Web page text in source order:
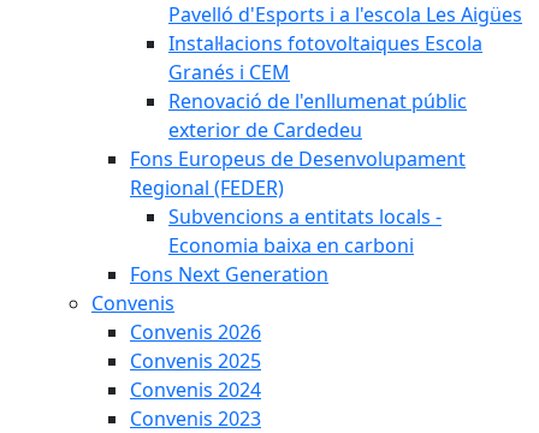
Pavelló d'Esports i a l'escola Les Aigües
Instal·lacions fotovoltaiques Escola
Granés i CEM
Renovació de l'enllumenat públic
exterior de Cardedeu
Fons Europeus de Desenvolupament
Regional (FEDER)
Subvencions a entitats locals -
Economia baixa en carboni
Fons Next Generation
Convenis
Convenis 2026
Convenis 2025
Convenis 2024
Convenis 2023